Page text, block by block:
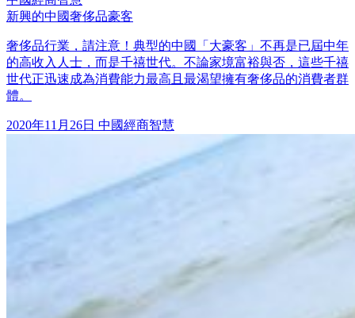
新興的中國奢侈品豪客
奢侈品行業，請注意！典型的中國「大豪客」不再是已屆中年
的高收入人士，而是千禧世代。不論家境富裕與否，這些千禧
世代正迅速成為消費能力最高且最渴望擁有奢侈品的消費者群
體。
2020年11月26日 中國經商智慧